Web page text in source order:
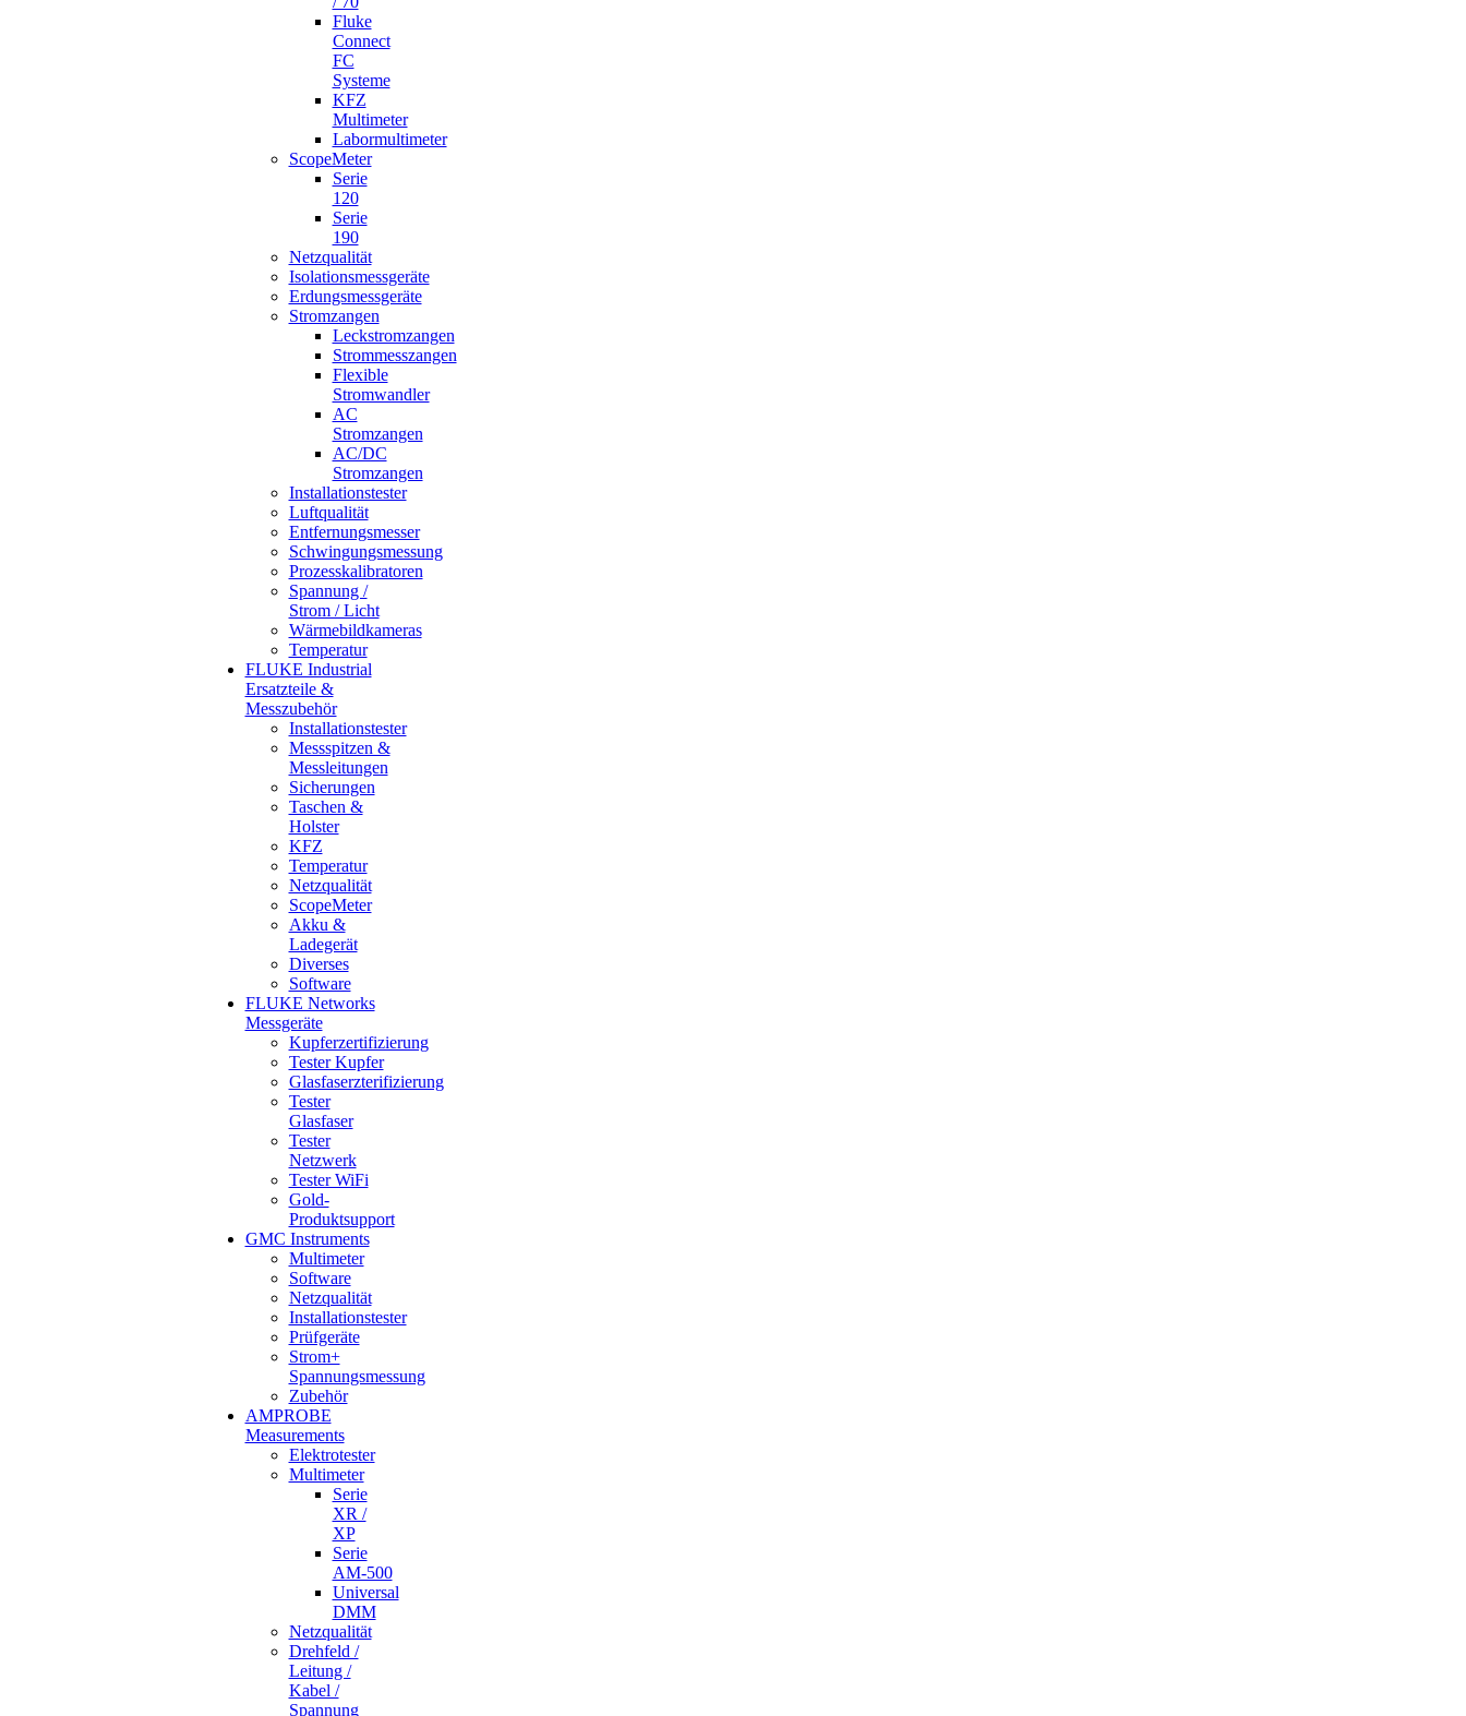
Fluke
Connect
FC
Systeme
KFZ
Multimeter
Labormultimeter
ScopeMeter
Serie
120
Serie
190
Netzqualität
Isolationsmessgeräte
Erdungsmessgeräte
Stromzangen
Leckstromzangen
Strommesszangen
Flexible
Stromwandler
AC
Stromzangen
AC/DC
Stromzangen
Installationstester
Luftqualität
Entfernungsmesser
Schwingungsmessung
Prozesskalibratoren
Spannung /
Strom / Licht
Wärmebildkameras
Temperatur
FLUKE Industrial
Ersatzteile &
Messzubehör
Installationstester
Messspitzen &
Messleitungen
Sicherungen
Taschen &
Holster
KFZ
Temperatur
Netzqualität
ScopeMeter
Akku &
Ladegerät
Diverses
Software
FLUKE Networks
Messgeräte
Kupferzertifizierung
Tester Kupfer
Glasfaserzterifizierung
Tester
Glasfaser
Tester
Netzwerk
Tester WiFi
Gold-
Produktsupport
GMC Instruments
Multimeter
Software
Netzqualität
Installationstester
Prüfgeräte
Strom+
Spannungsmessung
Zubehör
AMPROBE
Measurements
Elektrotester
Multimeter
Serie
XR /
XP
Serie
AM-500
Universal
DMM
Netzqualität
Drehfeld /
Leitung /
Kabel /
Spannung